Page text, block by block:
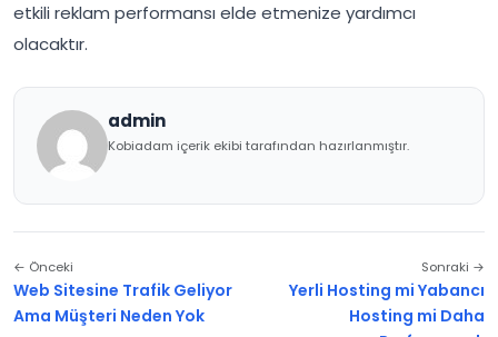
etkili reklam performansı elde etmenize yardımcı
olacaktır.
admin
Kobiadam içerik ekibi tarafından hazırlanmıştır.
← Önceki
Web Sitesine Trafik Geliyor
Ama Müşteri Neden Yok
Sonraki →
Yerli Hosting mi Yabancı
Hosting mi Daha